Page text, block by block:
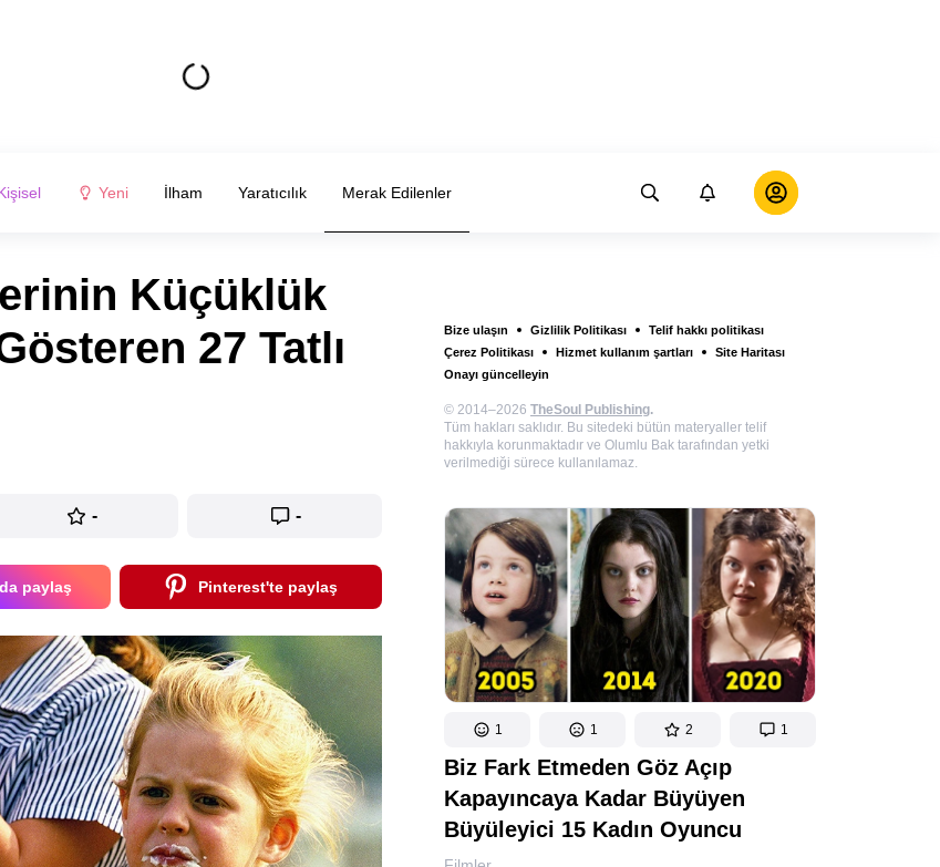
Yeni İlham Yaratıcılık Merak Edilenler
Bize ulaşın Gizlilik Politikası
Telif hakkı politikası
Çerez Politikası
Hizmet kullanım şartları
Site Haritası
Onayı güncelleyin
© 2014–2026 TheSoul Publishing.
Tüm hakları saklıdır. Bu sitedeki bütün materyaller telif
hakkıyla korunmaktadır ve Olumlu Bak tarafından yetki
verilmediği sürece kullanılamaz.
1 1 2 1
Biz Fark Etmeden Göz Açıp
Kapayıncaya Kadar Büyüyen
Büyüleyici 15 Kadın Oyuncu
Küçüklük
27 Tatlı
- -
paylaş Pinterest'te paylaş